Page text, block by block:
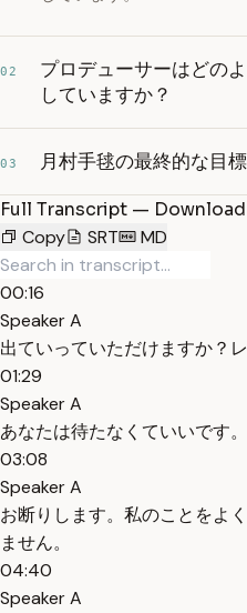
02
プロデューサーはどの
していますか？
03 月村手毬の最終的な目
Full Transcript — Download
Copy
SRT MD
00:16
Speaker A
出ていっていただけますか？
01:29
Speaker A
あなたは待たなくていいです
03:08
Speaker A
お断りします。私のことをよ
ません。
04:40
Speaker A